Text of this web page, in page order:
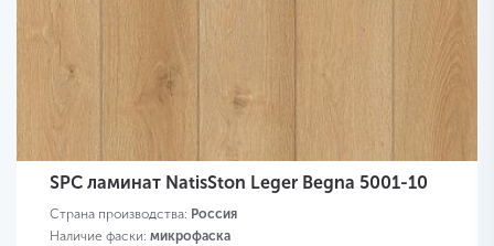
SPC ламинат NatisSton Leger Begna 5001-10
Страна производства: Россия
Наличие фаски: микрофаска